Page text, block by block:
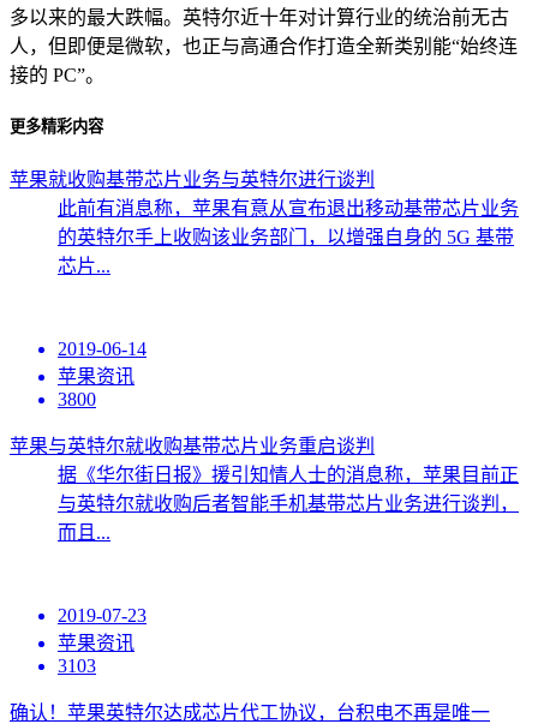
多以来的最大跌幅。英特尔近十年对计算行业的统治前无古
人，但即便是微软，也正与高通合作打造全新类别能“始终连
接的 PC”。
更多精彩内容
苹果就收购基带芯片业务与英特尔进行谈判
此前有消息称，苹果有意从宣布退出移动基带芯片业务
的英特尔手上收购该业务部门，以增强自身的 5G 基带
芯片...
2019-06-14
苹果资讯
3800
苹果与英特尔就收购基带芯片业务重启谈判
据《华尔街日报》援引知情人士的消息称，苹果目前正
与英特尔就收购后者智能手机基带芯片业务进行谈判，
而且...
2019-07-23
苹果资讯
3103
确认！苹果英特尔达成芯片代工协议，台积电不再是唯一